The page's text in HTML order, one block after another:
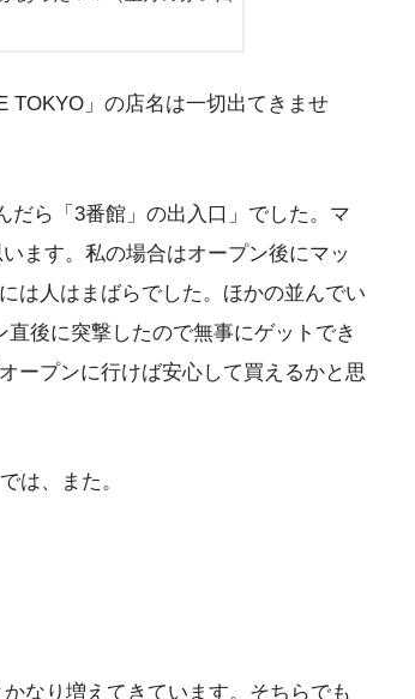
TOKYO」の店名は一切出てきませ
だら「3番館」の出入口」でした。マ
ます。私の場合はオープン後にマッ
は人はまばらでした。ほかの並んでい
後に突撃したので無事にゲットでき
ープンに行けば安心して買えるかと思
は、また。
なり増えてきています。そちらでも